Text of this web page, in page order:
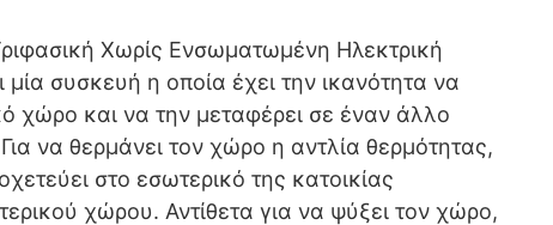
Χωρίς Ενσωματωμένη Ηλεκτρική
μία συσκευή η οποία έχει την ικανότητα να
χώρο και να την μεταφέρει σε έναν άλλο
να θερμάνει τον χώρο η αντλία θερμότητας,
στο εσωτερικό της κατοικίας
χώρου. Αντίθετα για να ψύξει τον χώρο,